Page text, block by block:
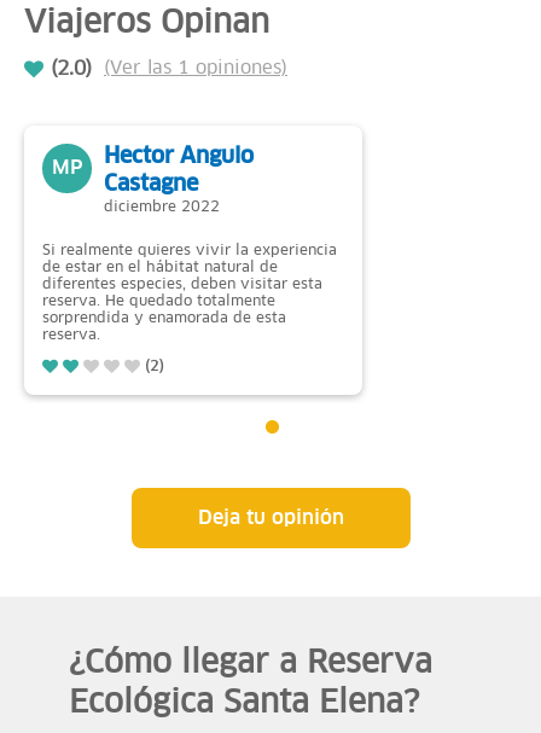
Viajeros Opinan
(2.0) (Ver las 1 opiniones)
MP
Hector Angulo
Castagne
diciembre 2022
Si realmente quieres vivir la experiencia
de estar en el hábitat natural de
diferentes especies, deben visitar esta
reserva. He quedado totalmente
sorprendida y enamorada de esta
reserva.
(2)
Deja tu opinión
¿Cómo llegar a Reserva
Ecológica Santa Elena?